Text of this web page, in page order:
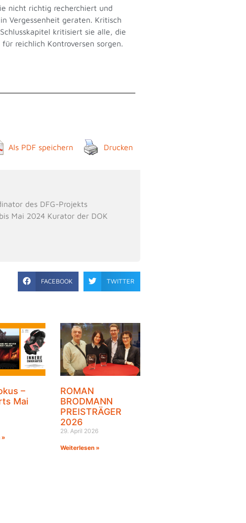
nicht richtig recherchiert und
Vergessenheit geraten. Kritisch
kritisiert sie alle, die
reichlich Kontroversen sorgen.
Als PDF speichern Drucken
des DFG-Projekts
Mai 2024 Kurator der DOK
FACEBOOK TWITTER
–
Mai
»
ROMAN
BRODMANN
PREISTRÄGER
2026
29. April 2026
Weiterlesen »